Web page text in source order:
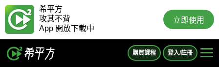
希平方
攻其不背
App 開放下載中
立即使用
購買課程 登入/註冊